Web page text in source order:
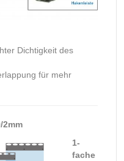
Dichtigkeit des
für mehr
2mm
1-
fache